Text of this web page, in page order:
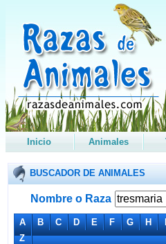
Inicio Animales
BUSCADOR DE ANIMALES
Nombre o Raza
A B C D E F G H
Z